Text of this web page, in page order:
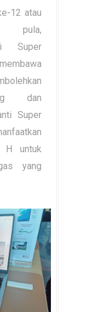
12 atau
pula,
Super
dan
Super
H untuk
yang